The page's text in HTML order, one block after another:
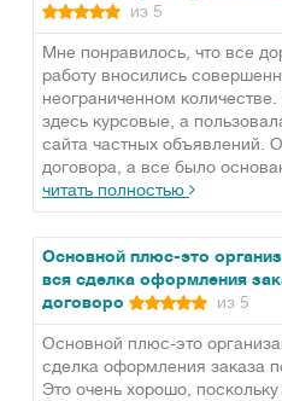
из 5
Мне понравилось, что все
работу вносились
неограниченном
здесь курсовые, а
сайта частных объявлений.
договора, а все было
читать полностью
Основной плюс-это
вся сделка оформления
договоро
из 5
Основной плюс-это
сделка оформления заказа
Это очень хорошо,